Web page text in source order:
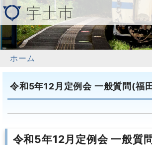
ホーム
令和5年12月定例会 一般質問(福
令和5年12月定例会 一般質